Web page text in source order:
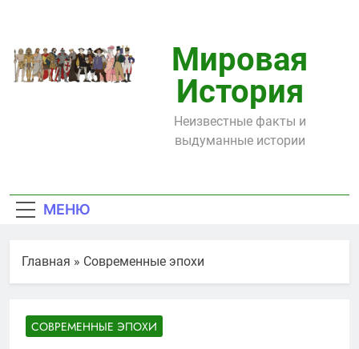
содержимому
Мировая
История
Неизвестные факты и
выдуманные истории
МЕНЮ
Главная » Современные эпохи
СОВРЕМЕННЫЕ ЭПОХИ